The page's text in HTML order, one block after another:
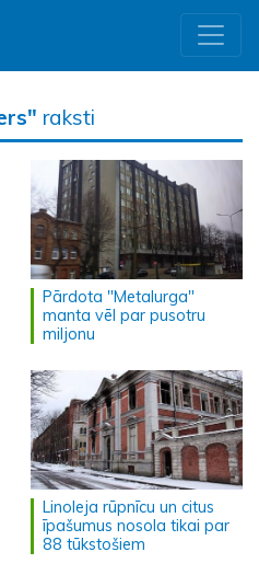
raksti
Pārdota "Metalurga"
manta vēl par pusotru
miljonu
Linoleja rūpnīcu un citus
īpašumus nosola tikai par
88 tūkstošiem